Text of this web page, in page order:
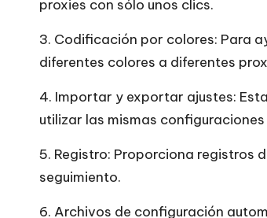
u
e
b
a
g
r
proxies con sólo unos clics.
3. Codificación por colores: Para
diferentes colores a diferentes
4. Importar y exportar ajustes:
utilizar las mismas
5. Registro: Proporciona registros
seguimiento.
6. Archivos de configuración